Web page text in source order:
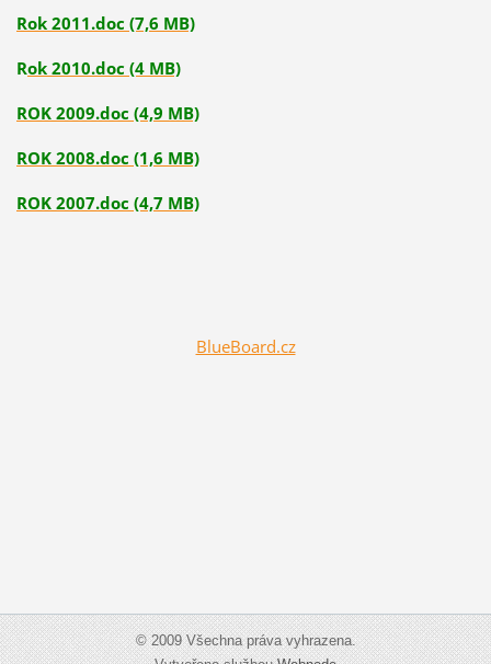
Rok 2011.doc (7,6 MB)
Rok 2010.doc (4 MB)
ROK 2009.doc (4,9 MB)
ROK 2008.doc (1,6 MB)
ROK 2007.doc (4,7 MB)
BlueBoard.cz
© 2009 Všechna práva vyhrazena.